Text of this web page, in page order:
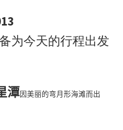
为今天的行程出发
潭因美丽的弯月形海滩而出